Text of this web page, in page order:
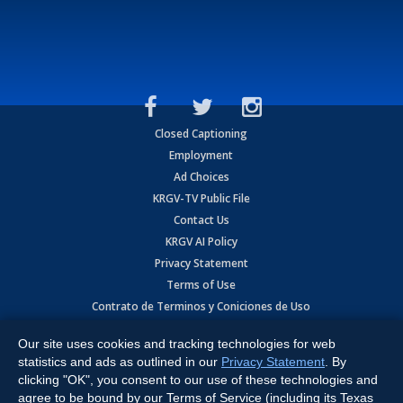
Closed Captioning
Employment
Ad Choices
KRGV-TV Public File
Contact Us
KRGV AI Policy
Privacy Statement
Terms of Use
Contrato de Terminos y Coniciones de Uso
Copyright2026MOBILE VIDEO TAPES, INC. (dba KRGV), 900 East
Expressway, Weslaco, TX 78596.
All Rights Reserved. Powered by:Ruby Shore Software
Our site uses cookies and tracking technologies for web
statistics and ads as outlined in our Privacy Statement . By
clicking "OK", you consent to our use of these technologies and
agree to be bound by our Terms of Service (including its Texas